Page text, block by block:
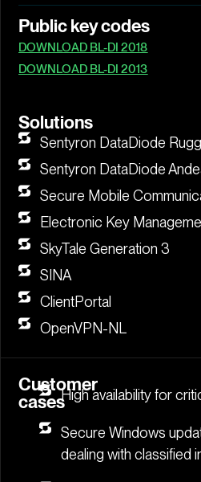
Public key codes
DOWNLOAD BL-DI 2018
DOWNLOAD BL-DI 2013
Solutions
Sentyron DataDiode
Sentyron DataDiode
Secure Mobile
Electronic Key
SkyTale Generation 3
SINA
ClientPortal
OpenVPN-NL
Customer
casesHigh availability for
Secure Windows
dealing with classified